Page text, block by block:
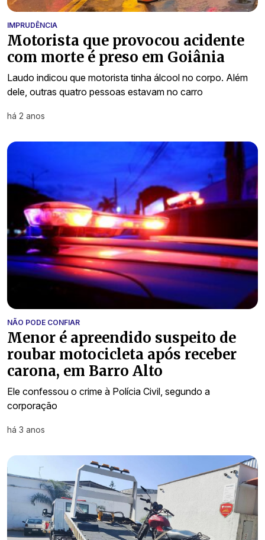
IMPRUDÊNCIA
Motorista que provocou acidente
com morte é preso em Goiânia
Laudo indicou que motorista tinha álcool no corpo. Além
dele, outras quatro pessoas estavam no carro
há 2 anos
NÃO PODE CONFIAR
Menor é apreendido suspeito de
roubar motocicleta após receber
carona, em Barro Alto
Ele confessou o crime à Polícia Civil, segundo a
corporação
há 3 anos